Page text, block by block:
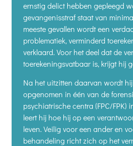
ernstig delict hebben gepleegd
gevangenisstraf staat van
meeste gevallen wordt een
problematiek, verminderd
verklaard. Voor het deel dat de
toerekeningsvatbaar is, krijgt hij
Na het uitzitten daarvan wordt
opgenomen in één van de
psychiatrische centra (FPC/
leert hij hoe hij op een
leven. Veilig voor een ander en
behandeling richt zich op het